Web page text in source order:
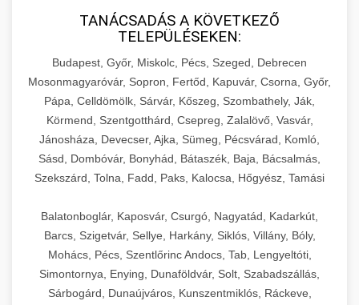
TANÁCSADÁS A KÖVETKEZŐ
TELEPÜLÉSEKEN:
Budapest, Győr, Miskolc, Pécs, Szeged, Debrecen
Mosonmagyaróvár, Sopron, Fertőd, Kapuvár, Csorna, Győr,
Pápa, Celldömölk, Sárvár, Kőszeg, Szombathely, Ják,
Körmend, Szentgotthárd, Csepreg, Zalalövő, Vasvár,
Jánosháza, Devecser, Ajka, Sümeg, Pécsvárad, Komló,
Sásd, Dombóvár, Bonyhád, Bátaszék, Baja, Bácsalmás,
Szekszárd, Tolna, Fadd, Paks, Kalocsa, Hőgyész, Tamási
Balatonboglár, Kaposvár, Csurgó, Nagyatád, Kadarkút,
Barcs, Szigetvár, Sellye, Harkány, Siklós, Villány, Bóly,
Mohács, Pécs, Szentlőrinc Andocs, Tab, Lengyeltóti,
Simontornya, Enying, Dunaföldvár, Solt, Szabadszállás,
Sárbogárd, Dunaújváros, Kunszentmiklós, Ráckeve,